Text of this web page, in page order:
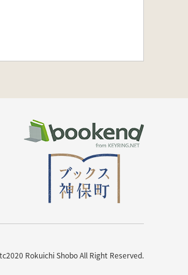
Rokuichi Shobo All Right Reserved.